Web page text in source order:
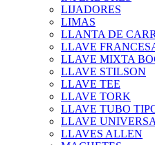
LIJADORES
LIMAS
LLANTA DE
LLAVE
LLAVE MIXTA
LLAVE STILSON
LLAVE TEE
LLAVE TORK
LLAVE TUBO
LLAVE
LLAVES ALLEN